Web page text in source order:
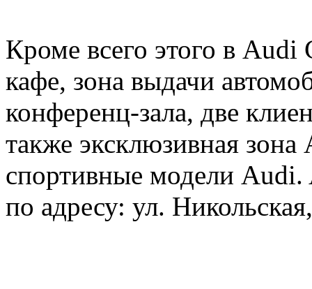
Кроме всего этого в
кафе, зона выдачи
конференц-зала, две
также эксклюзивная
спортивные модели
по адресу: ул.